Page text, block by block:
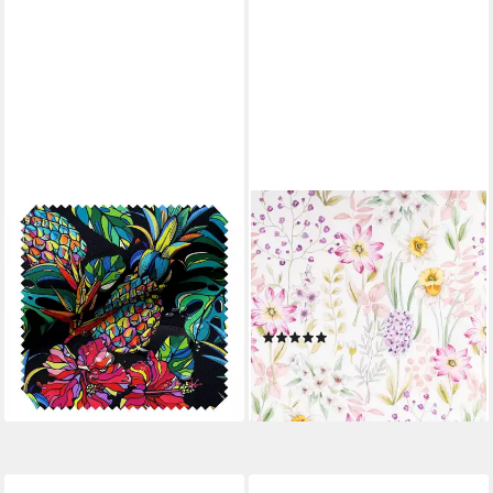
NOVELY®
Stoff OXFORD 210D D213
Tropical Art Night Printstoff
Outdoor, Wasserabweisend,
Outdoor, Meterware, 1lfm
7,99 €
(7,99 €/ 1 m)
lieferbar - in 3-4 Werktagen bei dir
SCHÖNER LEBEN.
Stoff Dekostoff Meterware
Vorhangstoff Popeline
Daffodil Spring Flower 1,40m,
atmungsaktiv
(1)
12,95 €
(12,95 €/ 1 m)
lieferbar - in 3-4 Werktagen bei dir